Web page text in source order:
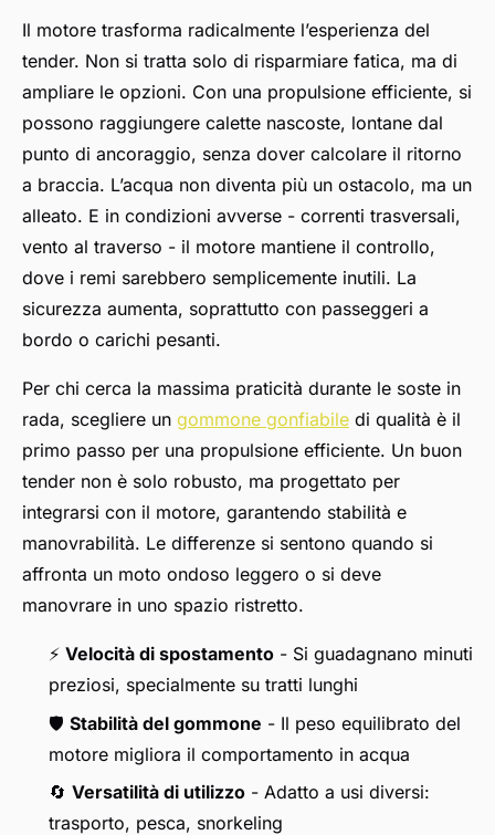
Il motore trasforma radicalmente l’esperienza del
tender. Non si tratta solo di risparmiare fatica, ma di
ampliare le opzioni. Con una propulsione efficiente, si
possono raggiungere calette nascoste, lontane dal
punto di ancoraggio, senza dover calcolare il ritorno
a braccia. L’acqua non diventa più un ostacolo, ma un
alleato. E in condizioni avverse - correnti trasversali,
vento al traverso - il motore mantiene il controllo,
dove i remi sarebbero semplicemente inutili. La
sicurezza aumenta, soprattutto con passeggeri a
bordo o carichi pesanti.
Per chi cerca la massima praticità durante le soste in
rada, scegliere un gommone gonfiabile di qualità è il
primo passo per una propulsione efficiente. Un buon
tender non è solo robusto, ma progettato per
integrarsi con il motore, garantendo stabilità e
manovrabilità. Le differenze si sentono quando si
affronta un moto ondoso leggero o si deve
manovrare in uno spazio ristretto.
⚡ Velocità di spostamento - Si guadagnano minuti
preziosi, specialmente su tratti lunghi
🛡️ Stabilità del gommone - Il peso equilibrato del
motore migliora il comportamento in acqua
🔄 Versatilità di utilizzo - Adatto a usi diversi:
trasporto, pesca, snorkeling